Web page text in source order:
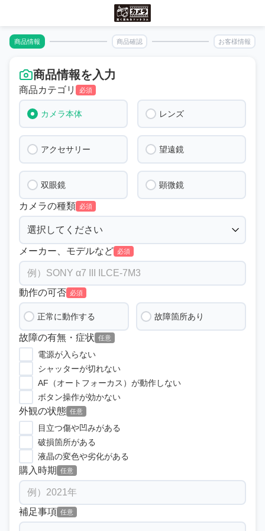
商品情報 商品確認 お客様情報
商品情報を入力
商品カテゴリ 必須
カメラ本体 レンズ
アクセサリー 望遠鏡
双眼鏡 顕微鏡
カメラの種類 必須
メーカー、モデルなど 必須
動作の可否 必須
正常に動作する 故障箇所あり
故障の有無・症状 任意
電源が入らない
シャッターが切れない
AF（オートフォーカス）が動作しない
ボタン操作が効かない
外観の状態 任意
目立つ傷や凹みがある
破損箇所がある
液晶の変色や劣化がある
購入時期 任意
補足事項 任意